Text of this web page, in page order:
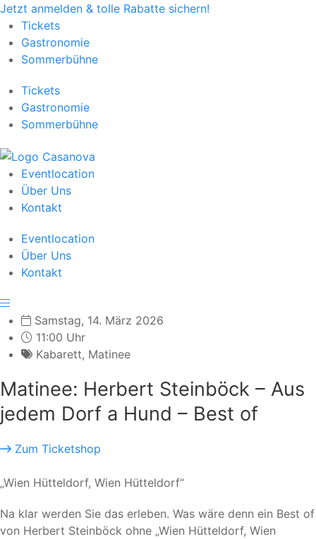
Jetzt anmelden & tolle Rabatte sichern!
Tickets
Gastronomie
Sommerbühne
Tickets
Gastronomie
Sommerbühne
Eventlocation
Über Uns
Kontakt
Eventlocation
Über Uns
Kontakt
Samstag, 14. März 2026
11:00 Uhr
Kabarett, Matinee
Matinee: Herbert Steinböck – Aus
jedem Dorf a Hund – Best of
Zum Ticketshop
„Wien Hütteldorf, Wien Hütteldorf“
Na klar werden Sie das erleben. Was wäre denn ein Best of
von Herbert Steinböck ohne „Wien Hütteldorf, Wien